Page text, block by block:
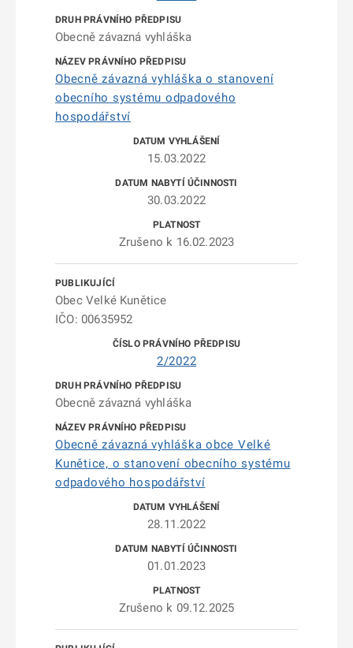
Obecně závazná vyhláška
Obecně závazná vyhláška o stanovení
obecního systému odpadového
hospodářství
15.03.2022
30.03.2022
Zrušeno k 16.02.2023
Obec Velké Kunětice
IČO: 00635952
2/2022
Obecně závazná vyhláška
Obecně závazná vyhláška obce Velké
Kunětice, o stanovení obecního systému
odpadového hospodářství
28.11.2022
01.01.2023
Zrušeno k 09.12.2025